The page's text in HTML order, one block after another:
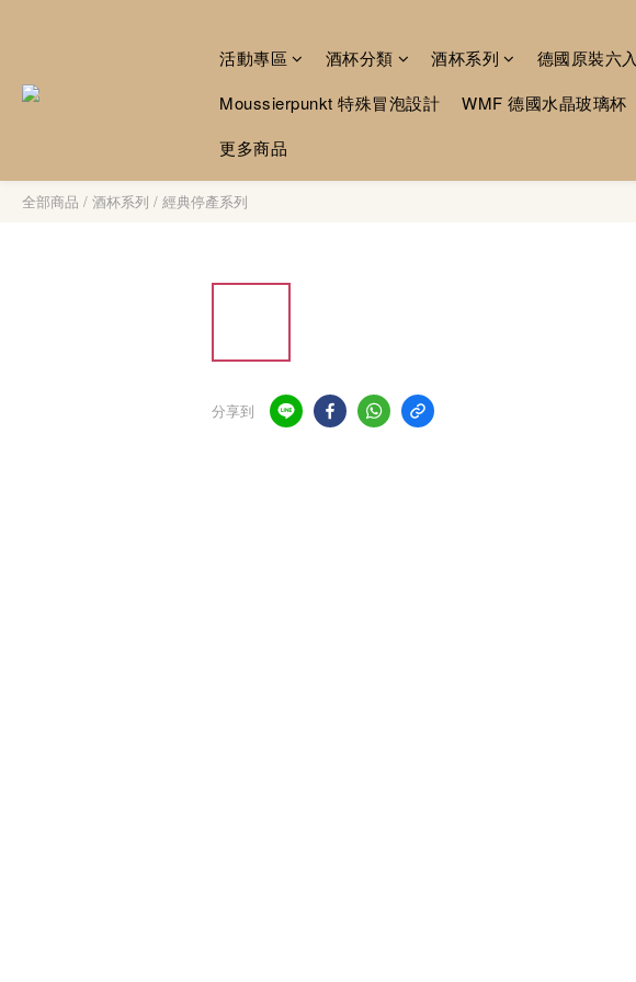
活動專區 酒杯分類 酒杯系列 德國原裝六入
Moussierpunkt 特殊冒泡設計
WMF 德國水晶玻璃杯
更多商品
全部商品 / 酒杯系列 / 經典停產系列
分享到